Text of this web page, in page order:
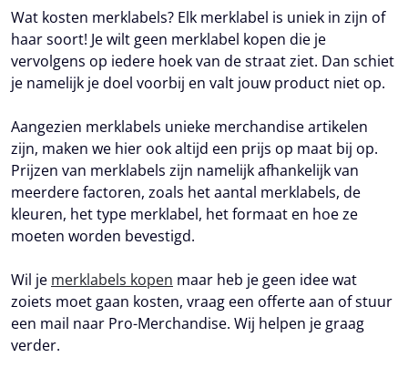
Wat kosten merklabels? Elk merklabel is uniek in zijn of
haar soort! Je wilt geen merklabel kopen die je
vervolgens op iedere hoek van de straat ziet. Dan schiet
je namelijk je doel voorbij en valt jouw product niet op.
Aangezien merklabels unieke merchandise artikelen
zijn, maken we hier ook altijd een prijs op maat bij op.
Prijzen van merklabels zijn namelijk afhankelijk van
meerdere factoren, zoals het aantal merklabels, de
kleuren, het type merklabel, het formaat en hoe ze
moeten worden bevestigd.
Wil je merklabels kopen maar heb je geen idee wat
zoiets moet gaan kosten, vraag een offerte aan of stuur
een mail naar Pro-Merchandise. Wij helpen je graag
verder.